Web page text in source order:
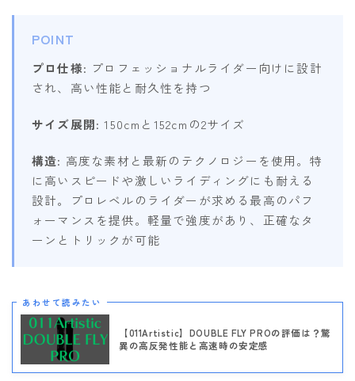
POINT
プロ仕様: プロフェッショナルライダー向けに設計
され、高い性能と耐久性を持つ
サイズ展開: 150cmと152cmの2サイズ
構造: 高度な素材と最新のテクノロジーを使用。特
に高いスピードや激しいライディングにも耐える
設計。プロレベルのライダーが求める最高のパフ
ォーマンスを提供。軽量で強度があり、正確なタ
ーンとトリックが可能
あわせて読みたい
【011Artistic】DOUBLE FLY PROの評価は？驚
異の高反発性能と高速時の安定感